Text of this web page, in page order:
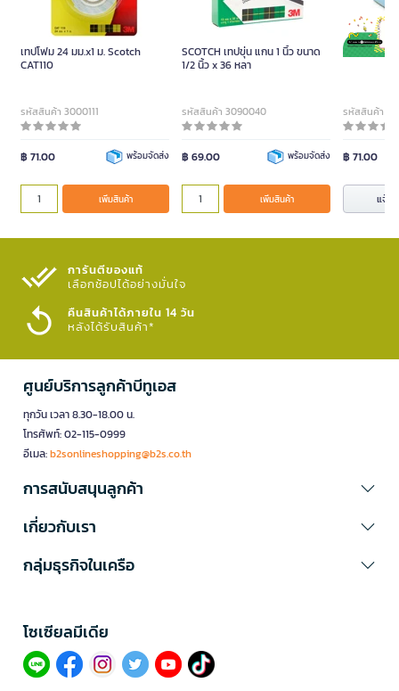
เทปโฟม 24 มม.x1 ม. Scotch
CAT110
รหัสสินค้า 3000111
฿ 71.00 พร้อมจัดส่ง
เพิ่มสินค้า
SCOTCH เทปขุ่น แกน 1 นิ้ว ขนาด
1/2 นิ้ว x 36 หลา
รหัสสินค้า 3090040
฿ 69.00 พร้อมจัดส่ง
เพิ่มสินค้า
แท่นตัดเทป
รหัสสินค้า
฿ 71.00
แจ้ง
การันตีของแท้
เลือกช้อปได้อย่างมั่นใจ​
คืนสินค้าได้ภายใน 14 วัน
หลังได้รับสินค้า*
ศูนย์บริการลูกค้าบีทูเอส
ทุกวัน เวลา 8.30-18.00 น.
โทรศัพท์: 02-115-0999
อีเมล:b2sonlineshopping@b2s.co.th
การสนับสนุนลูกค้า
เกี่ยวกับเรา
กลุ่มธุรกิจในเครือ
โซเซียลมีเดีย​